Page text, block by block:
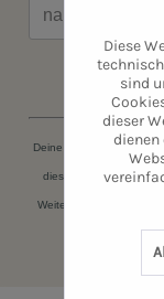
Deine persönlichen
dieser Zusendungen
Weitere Informationen
Diese
sind
dieser